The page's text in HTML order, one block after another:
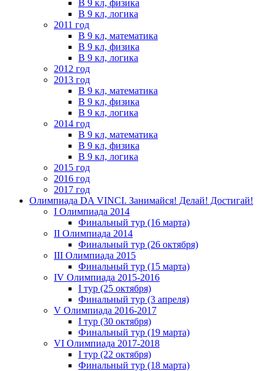
В 9 кл, физика
В 9 кл, логика
2011 год
В 9 кл, математика
В 9 кл, физика
В 9 кл, логика
2012 год
2013 год
В 9 кл, математика
В 9 кл, физика
В 9 кл, логика
2014 год
В 9 кл, математика
В 9 кл, физика
В 9 кл, логика
2015 год
2016 год
2017 год
Олимпиада DA VINCI. Занимайся! Делай! Достигай!
I Олимпиада 2014
Финальный тур (16 марта)
II Олимпиада 2014
Финальный тур (26 октября)
III Олимпиада 2015
Финальный тур (15 марта)
IV Олимпиада 2015-2016
I тур (25 октября)
Финальный тур (3 апреля)
V Олимпиада 2016-2017
I тур (30 октября)
Финальный тур (19 марта)
VI Олимпиада 2017-2018
I тур (22 октября)
Финальный тур (18 марта)